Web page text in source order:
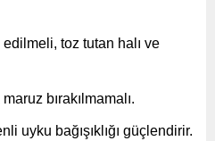
toz tutan halı ve
bırakılmamalı.
uyku bağışıklığı güçlendirir.